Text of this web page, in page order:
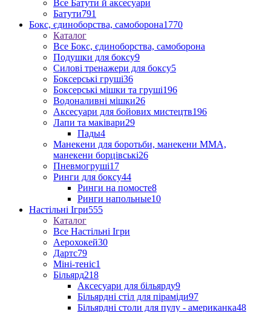
Все Батути й аксесуари
Батути791
Бокс, єдиноборства, самоборона1770
Каталог
Все Бокс, єдиноборства, самоборона
Подушки для боксу9
Силові тренажери для боксу5
Боксерські груші36
Боксерські мішки та груші196
Водоналивні мішки26
Аксесуари для бойових мистецтв196
Лапи та маківари29
Пады4
Манекени для боротьби, манекени ММА,
манекени борцівські26
Пневмогруші17
Ринги для боксу44
Ринги на помосте8
Ринги напольные10
Настільні Ігри555
Каталог
Все Настільні Ігри
Аерохокей30
Дартс79
Міні-теніс1
Більярд218
Аксесуари для більярду9
Більярдні стіл для піраміди97
Більярдні столи для пулу - американка48